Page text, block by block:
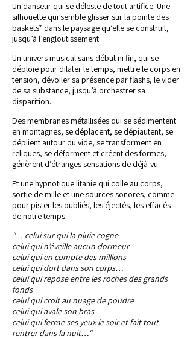
Un danseur qui se déleste de tout artifice. Une
silhouette qui semble glisser sur la pointe des
baskets* dans le paysage qu’elle se construit,
jusqu’à l’engloutissement.
Un univers musical sans début ni fin, qui se
déploie pour dilater le temps, mettre le corps en
tension, dévoiler sa présence par flashs, le vider
de sa substance, jusqu’à orchestrer sa
disparition.
Des membranes métallisées qui se sédimentent
en montagnes, se déplacent, se dépiautent, se
déplient autour du vide, se transforment en
reliques, se déforment et créent des formes,
génèrent d’étranges sensations de déjà-vu.
Et une hypnotique litanie qui colle au corps,
sortie de mille et une sources sonores, comme
pour pister les oubliés, les éjectés, les effacés
de notre temps.
"… celui sur qui la pluie cogne
celui qui n’éveille aucun dormeur
celui qui en compte des millions
celui qui dort dans son corps…
celui qui repose entre les roches des grands
fonds
celui qui croit au nuage de poudre
celui qui avale son bras
celui qui ferme ses yeux le soir et fait tout
rentrer dans la nuit…"